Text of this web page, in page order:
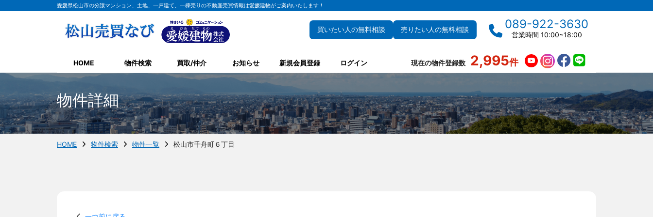
愛媛県松山市の分譲マンション、土地、一戸建て、一棟売りの不動産売買情報は愛媛建物がご案内いたします！
買いたい人の無料相談 売りたい人の無料相談 089-922-3630
営業時間 10:00~18:00
HOME 物件検索 買取/仲介 お知らせ 新規会員登録 ログイン 現在の物件登録数 2,995件
物件詳細
HOME 物件検索 物件一覧 松山市千舟町６丁目